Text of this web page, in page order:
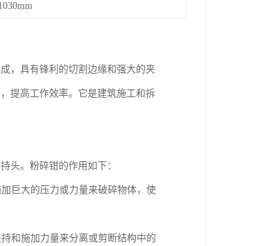
，具有锋利的切割边缘和强大的夹
提高工作效率。它是建筑施工和拆
头。粉碎钳的作用如下：
巨大的压力或力量来破碎物体，使
和施加力量来分离或剪断结构中的